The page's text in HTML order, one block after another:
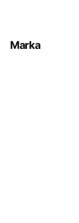
Marka